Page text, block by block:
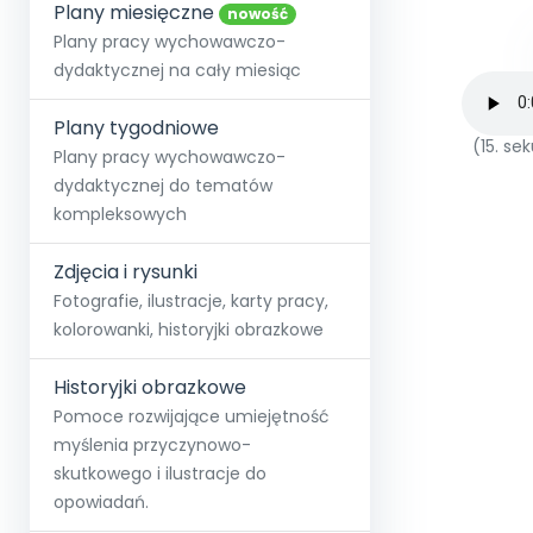
Społeczność
+48 12 631 04 10
kontakt@blizejprzedszkola.pl
O miesięczniku
Strona główna
O Akademii
Akademia
Poznaj pakiet MAX
Testuj przez 7 dni
E-
Pełen
Wszystkie projekty
Skontaktuj się
Dodaj wpis
Plany miesięczne nowość
Plany pracy wychowawczo-
dydaktycznej na cały miesiąc
Plany tygodniowe
Plany pracy wychowawczo-
dydaktycznej do tematów
kompleksowych
Zdjęcia i rysunki
Fotografie, ilustracje, karty pracy,
kolorowanki, historyjki obrazkowe
Historyjki obrazkowe
Pomoce rozwijające umiejętność
myślenia przyczynowo-
skutkowego i ilustracje do
opowiadań.
(15.